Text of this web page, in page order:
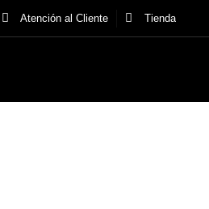
Atención al Cliente Tienda